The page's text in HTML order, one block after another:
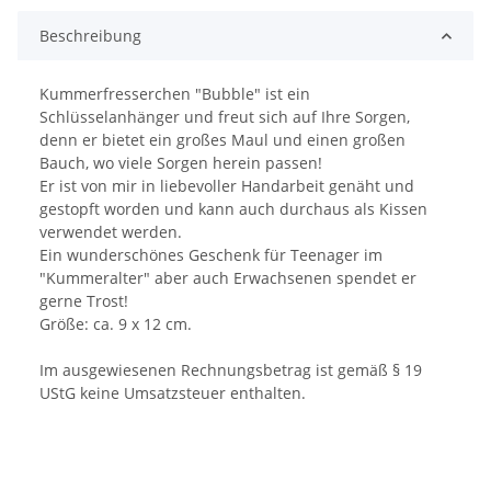
Beschreibung
Kummerfresserchen "Bubble" ist ein
Schlüsselanhänger und freut sich auf Ihre Sorgen,
denn er bietet ein großes Maul und einen großen
Bauch, wo viele Sorgen herein passen!
Er ist von mir in liebevoller Handarbeit genäht und
gestopft worden und kann auch durchaus als Kissen
verwendet werden.
Ein wunderschönes Geschenk für Teenager im
"Kummeralter" aber auch Erwachsenen spendet er
gerne Trost!
Größe: ca. 9 x 12 cm.
Im ausgewiesenen Rechnungsbetrag ist gemäß § 19
UStG keine Umsatzsteuer enthalten.